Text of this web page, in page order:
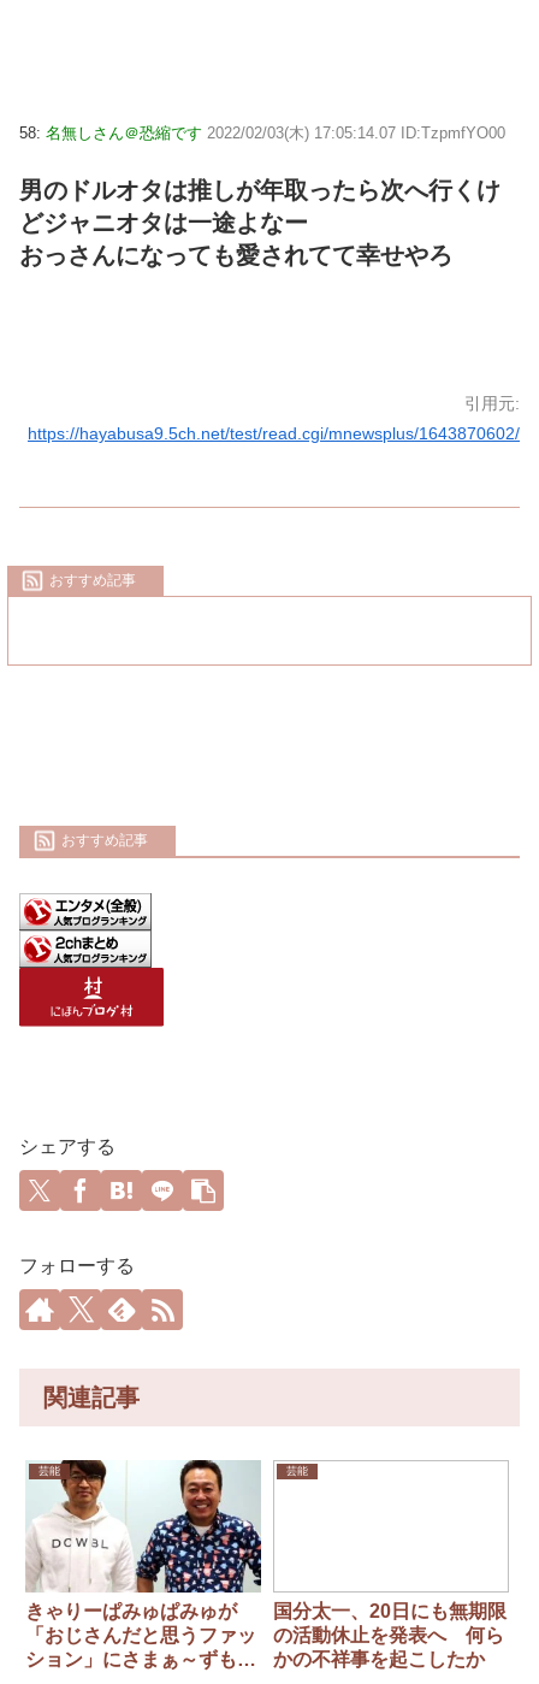
58: 名無しさん＠恐縮です 2022/02/03(木) 17:05:14.07 ID:TzpmfYO00
男のドルオタは推しが年取ったら次へ行くけ
どジャニオタは一途よなー
おっさんになっても愛されてて幸せやろ
引用元:
https://hayabusa9.5ch.net/test/read.cgi/mnewsplus/1643870602/
おすすめ記事
おすすめ記事
シェアする
フォローする
関連記事
芸能
きゃりーぱみゅぱみゅが
「おじさんだと思うファッ
ション」にさまぁ～ずも納
芸能
国分太一、20日にも無期限
の活動休止を発表へ 何ら
かの不祥事を起こしたか